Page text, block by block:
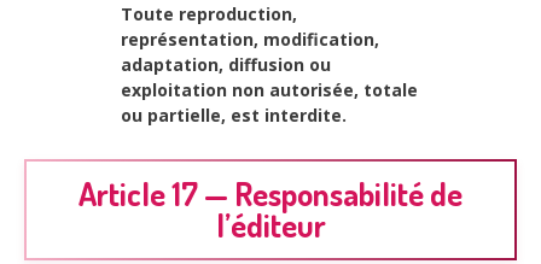
Toute reproduction,
représentation, modification,
adaptation, diffusion ou
exploitation non autorisée, totale
ou partielle, est interdite.
Article 17 — Responsabilité de
l’éditeur